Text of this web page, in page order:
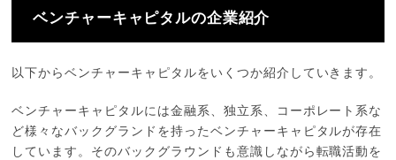
ベンチャーキャピタルの企業紹介
以下からベンチャーキャピタルをいくつか紹介していきます。
ベンチャーキャピタルには金融系、独立系、コーポレート系な
ど様々なバックグランドを持ったベンチャーキャピタルが存在
しています。そのバックグラウンドも意識しながら転職活動を